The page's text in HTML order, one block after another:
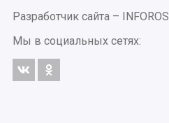
Разработчик сайта –
INFOROS
Мы в социальных сетях: